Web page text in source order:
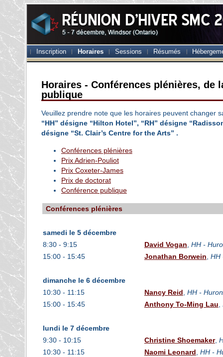
Inscription Horaires Sessions Résumés
Horaires - Conférences plénières, de
publique
Veuillez prendre note que les horaires peuvent changer
“HH” désigne “Hilton Hotel”, “RH” désigne
désigne “St. Clair’s Centre for the Arts” .
Conférences plénières
Prix Adrien-Pouliot
Prix Coxeter-James
Prix de doctorat
Conférence publique
Conférences plénières
samedi le 5 décembre
8:30 - 9:15
David Vogan, HH -
15:00 - 15:45
Jonathan Borwein, HH
dimanche le 6 décembre
10:30 - 11:15
Nancy Reid, HH -
15:00 - 15:45
Anthony To-Ming Lau,
lundi le 7 décembre
9:30 - 10:15
Christine Shoemaker,
10:30 - 11:15
Naomi Leonard, HH -